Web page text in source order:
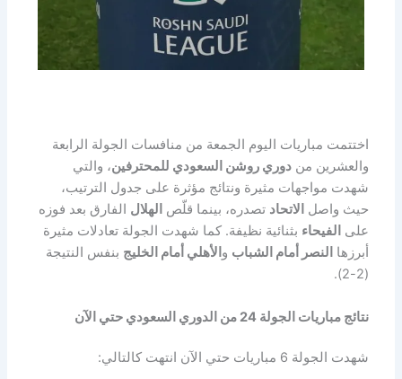
اختتمت مباريات اليوم الجمعة من منافسات الجولة الرابعة
والعشرين مندوري روشن السعودي للمحترفين، والتي
شهدت مواجهات مثيرة ونتائج مؤثرة على جدول الترتيب،
حيث واصل الاتحاد تصدره، بينما قلّص الهلال الفارق بعد فوزه
على الفيحاء بثنائية نظيفة. كما شهدت الجولة تعادلات مثيرة
أبرزها النصر أمام الشباب و الأهلي أمام الخليج بنفس النتيجة
(2-2).
نتائج مباريات الجولة 24 من الدوري السعودي حتي الآن
شهدت الجولة 6 مباريات حتي الآن انتهت كالتالي: